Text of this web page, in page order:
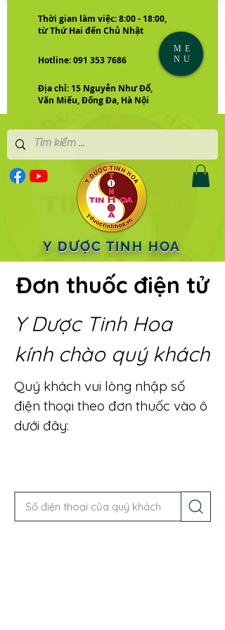
Thời gian làm việc: 8:00 - 18:00,
từ Thứ Hai đến Chủ Nhật
Hotline: 091 353 7686
Địa chỉ: 15 Nguyễn Như Đổ,
Văn Miếu, Đống Đa, Hà Nội
Y DƯỢC TINH HOA
ME
NU
Đơn thuốc điện tử
Y Dược Tinh Hoa
kính chào quý khách
Quý khách vui lòng nhập số
điện thoại theo đơn thuốc vào ô
dưới đây: